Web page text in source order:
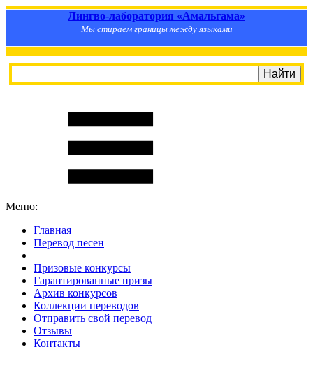
Лингво-лаборатория «Амальгама»
Мы стираем границы между языками
Меню:
Главная
Перевод песен
Призовые конкурсы
Гарантированные призы
Архив конкурсов
Коллекции переводов
Отправить свой перевод
Отзывы
Контакты